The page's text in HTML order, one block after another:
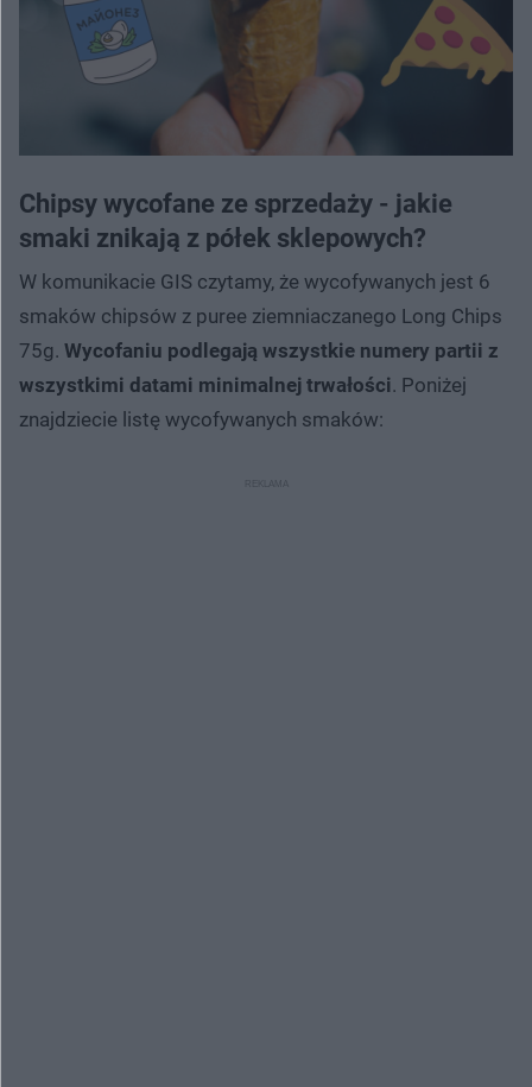
Chipsy wycofane ze sprzedaży - jakie
smaki znikają z półek sklepowych?
W komunikacie GIS czytamy, że wycofywanych jest 6
smaków chipsów z puree ziemniaczanego Long Chips
75g. Wycofaniu podlegają wszystkie numery partii z
wszystkimi datami minimalnej trwałości. Poniżej
znajdziecie listę wycofywanych smaków: